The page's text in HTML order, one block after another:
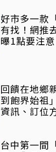
好市多一款
有找！網推
曝1點要注意
回饋在地鄉
到飽界始祖
資訊、訂位
台中第一間